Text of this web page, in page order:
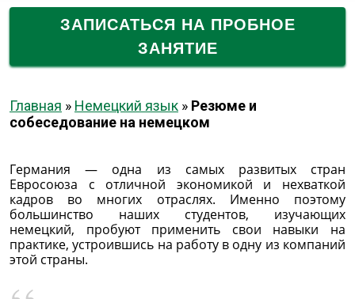
ЗАПИСАТЬСЯ НА ПРОБНОЕ
ЗАНЯТИЕ
Главная » Немецкий язык » Резюме и
собеседование на немецком
Германия — одна из самых развитых стран
Евросоюза с отличной экономикой и нехваткой
кадров во многих отраслях. Именно поэтому
большинство наших студентов, изучающих
немецкий, пробуют применить свои навыки на
практике, устроившись на работу в одну из компаний
этой страны.